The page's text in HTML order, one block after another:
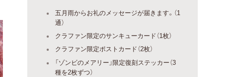
五月雨からお礼のメッセージが届きます。（1
通）
クラファン限定のサンキューカード（1枚）
クラファン限定ポストカード（2枚）
「ゾンビのメアリー」限定復刻ステッカー（3
種を2枚ずつ）